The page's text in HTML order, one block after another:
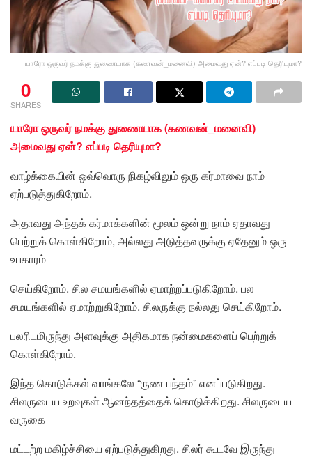
யாரோ ஒருவர் நமக்கு துணையாக (கணவன்_மனைவி) அமைவது ஏன்? எப்படி தெரியுமா?
0
SHARES
யாரோ ஒருவர் நமக்கு துணையாக (கணவன்_மனைவி)
அமைவது ஏன்? எப்படி தெரியுமா?
வாழ்க்கையின் ஒவ்வொரு நிகழ்விலும் ஒரு கர்மாவை நாம்
ஏற்படுத்துகிறோம்.
அதாவது அந்தக் கர்மாக்களின் மூலம் ஒன்று நாம் ஏதாவது
பெற்றுக் கொள்கிறோம், அல்லது அடுத்தவருக்கு ஏதேனும் ஒரு
உபகாரம்
செய்கிறோம். சில சமயங்களில் ஏமாற்றப்படுகிறோம். பல
சமயங்களில் ஏமாற்றுகிறோம். சிலருக்கு நல்லது செய்கிறோம்.
பலரிடமிருந்து அளவுக்கு அதிகமாக நன்மைகளைப் பெற்றுக்
கொள்கிறோம்.
இந்த கொடுக்கல் வாங்கலே “ருண பந்தம்” எனப்படுகிறது.
சிலருடைய உறவுகள் ஆனந்தத்தைக் கொடுக்கிறது. சிலருடைய
வருகை
மட்டற்ற மகிழ்ச்சியை ஏற்படுத்துகிறது. சிலர் கூடவே இருந்து